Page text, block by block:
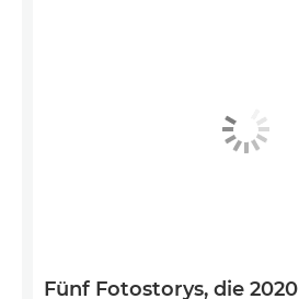
Fünf Fotostorys, die 2020